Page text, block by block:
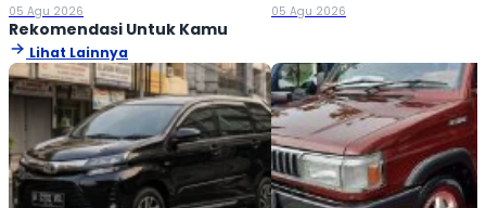
05 Agu 2026 05 Agu 2026
Rekomendasi Untuk Kamu
Lihat Lainnya